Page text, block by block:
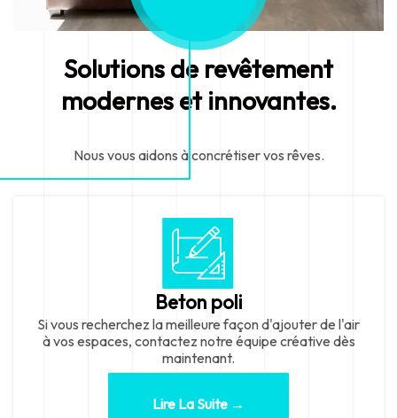
Solutions de revêtement
modernes et innovantes.
Nous vous aidons à concrétiser vos rêves.
Beton poli
Si vous recherchez la meilleure façon d'ajouter de l'air
à vos espaces, contactez notre équipe créative dès
maintenant.
Lire La Suite →